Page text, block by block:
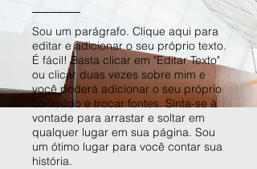
Sou um parágrafo. Clique aqui para
editar e adicionar o seu próprio texto.
É fácil! Basta clicar em "Editar Texto"
ou clicar duas vezes sobre mim e
você poderá adicionar o seu próprio
conteúdo e trocar fontes. Sinta-se à
vontade para arrastar e soltar em
qualquer lugar em sua página. Sou
um ótimo lugar para você contar sua
história.